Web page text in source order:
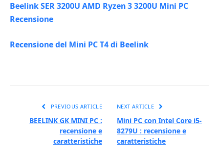
Beelink SER 3200U AMD Ryzen 3 3200U Mini PC
Recensione
Recensione del Mini PC T4 di Beelink
PREVIOUS ARTICLE
BEELINK GK MINI PC :
recensione e
caratteristiche
NEXT ARTICLE
Mini PC con Intel Core i5-
8279U : recensione e
caratteristiche